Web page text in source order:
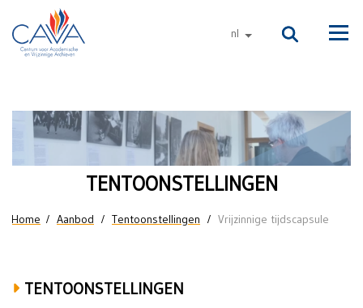
Naar de inhoud
nl andere talen
Vrijzinnige
tijdscapsule
TENTOONSTELLINGEN
U bent hier
Home Aanbod Tentoonstellingen Vrijzinnige tijdscapsule
TENTOONSTELLINGEN